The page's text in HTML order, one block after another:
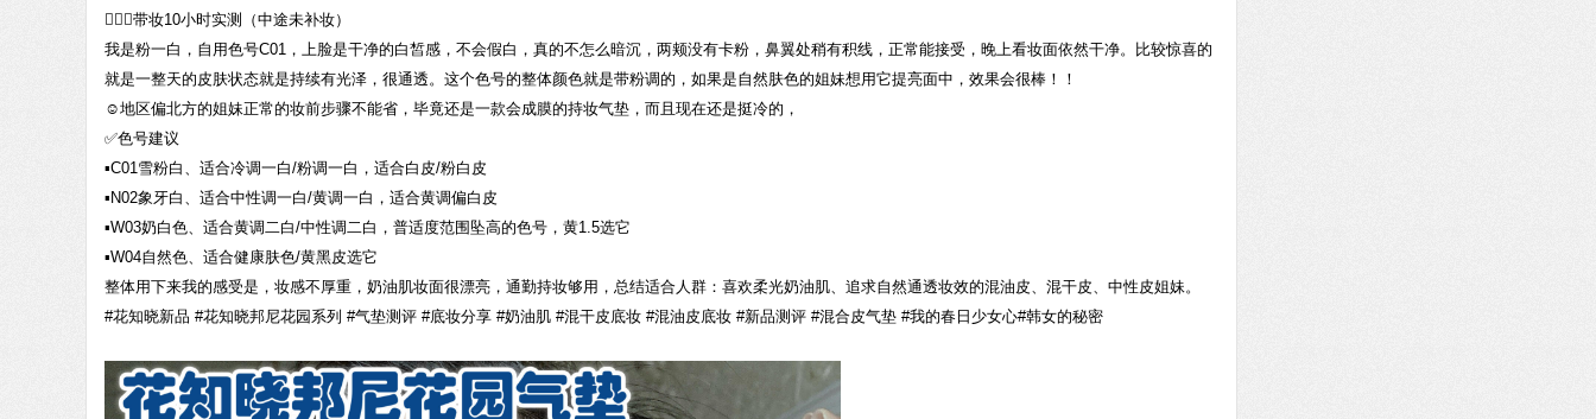
🧏🏻‍♀️带妆10小时实测（中途未补妆）
我是粉一白，自用色号C01，上脸是干净的白皙感，不会假白，真的不怎么暗沉，两颊没有卡粉，鼻翼处稍有积线，正常能接受，晚上看妆面依然干净。比较惊喜的
就是一整天的皮肤状态就是持续有光泽，很通透。这个色号的整体颜色就是带粉调的，如果是自然肤色的姐妹想用它提亮面中，效果会很棒！！
☺️地区偏北方的姐妹正常的妆前步骤不能省，毕竟还是一款会成膜的持妆气垫，而且现在还是挺冷的，
✅色号建议
▪️C01雪粉白、适合冷调一白/粉调一白，适合白皮/粉白皮
▪️N02象牙白、适合中性调一白/黄调一白，适合黄调偏白皮
▪️W03奶白色、适合黄调二白/中性调二白，普适度范围坠高的色号，黄1.5选它
▪️W04自然色、适合健康肤色/黄黑皮选它
整体用下来我的感受是，妆感不厚重，奶油肌妆面很漂亮，通勤持妆够用，总结适合人群：喜欢柔光奶油肌、追求自然通透妆效的混油皮、混干皮、中性皮姐妹。
#花知晓新品 #花知晓邦尼花园系列 #气垫测评 #底妆分享 #奶油肌 #混干皮底妆 #混油皮底妆 #新品测评 #混合皮气垫 #我的春日少女心#韩女的秘密